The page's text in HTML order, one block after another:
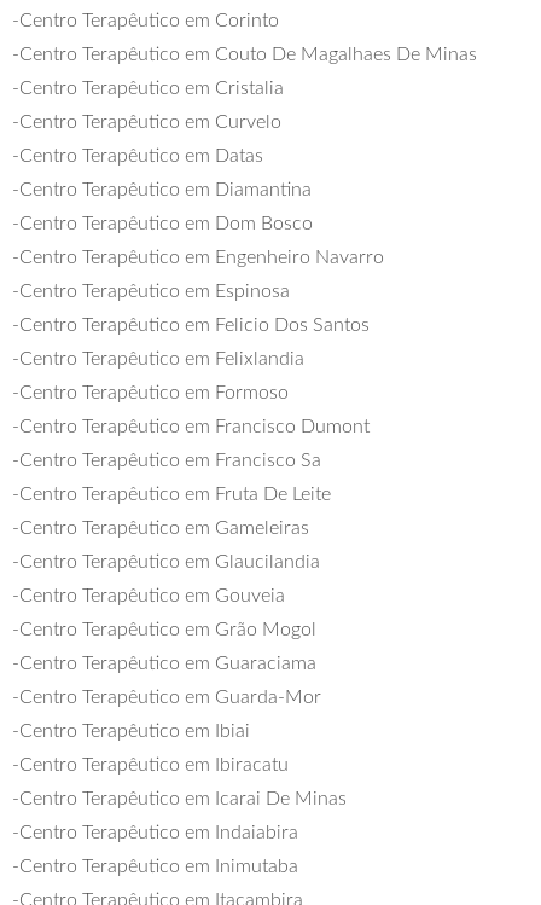
-Centro Terapêutico em Corinto
-Centro Terapêutico em Couto De Magalhaes De Minas
-Centro Terapêutico em Cristalia
-Centro Terapêutico em Curvelo
-Centro Terapêutico em Datas
-Centro Terapêutico em Diamantina
-Centro Terapêutico em Dom Bosco
-Centro Terapêutico em Engenheiro Navarro
-Centro Terapêutico em Espinosa
-Centro Terapêutico em Felicio Dos Santos
-Centro Terapêutico em Felixlandia
-Centro Terapêutico em Formoso
-Centro Terapêutico em Francisco Dumont
-Centro Terapêutico em Francisco Sa
-Centro Terapêutico em Fruta De Leite
-Centro Terapêutico em Gameleiras
-Centro Terapêutico em Glaucilandia
-Centro Terapêutico em Gouveia
-Centro Terapêutico em Grão Mogol
-Centro Terapêutico em Guaraciama
-Centro Terapêutico em Guarda-Mor
-Centro Terapêutico em Ibiai
-Centro Terapêutico em Ibiracatu
-Centro Terapêutico em Icarai De Minas
-Centro Terapêutico em Indaiabira
-Centro Terapêutico em Inimutaba
-Centro Terapêutico em Itacambira